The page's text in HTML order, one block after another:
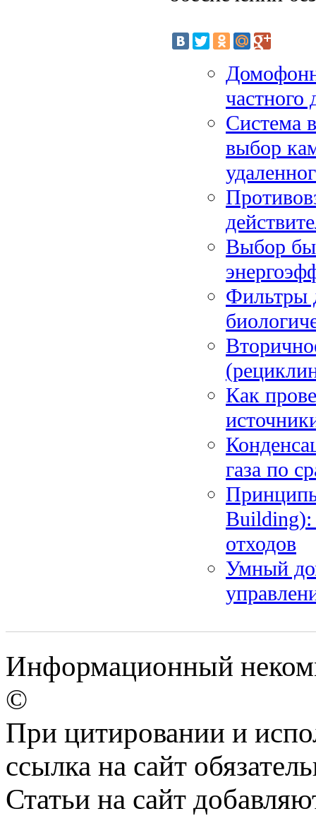
Система
выбор
Выбор
Фильтры
Как
газа по
Принципы
Building):
отходов
Умный
Информационный
©
При цитировании и
ссылка на сайт
Статьи на сайт